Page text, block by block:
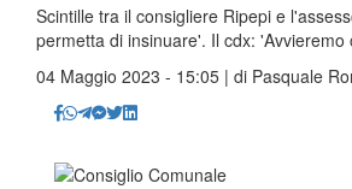
Scintille tra il consigliere Ripepi e
permetta di insinuare'. Il cdx: 'Avvieremo
04 Maggio 2023 - 15:05 | di Pasquale